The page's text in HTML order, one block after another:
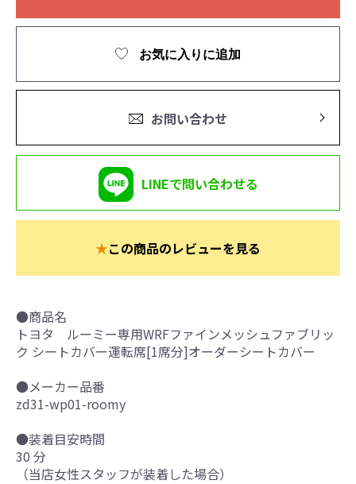
お気に入りに追加
お問い合わせ
LINEで問い合わせる
★この商品のレビューを見る
●商品名
トヨタ ルーミー専用WRFファインメッシュファブリッ
ク シートカバー運転席[1席分]オーダーシートカバー
●メーカー品番
zd31-wp01-roomy
●装着目安時間
30 分
（当店女性スタッフが装着した場合）